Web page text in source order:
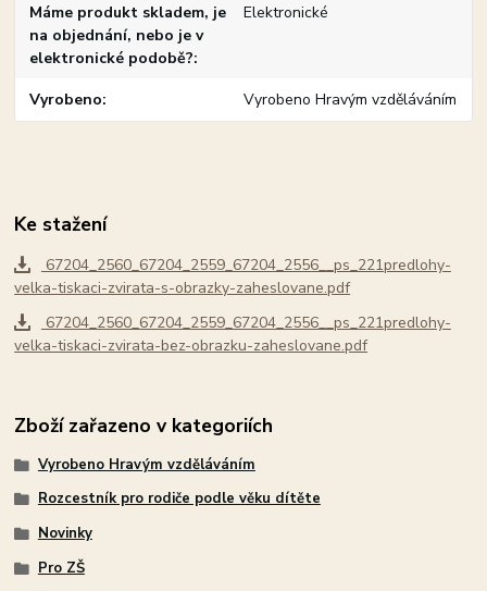
Máme produkt skladem, je
na objednání, nebo je v
elektronické podobě?
Elektronické
Vyrobeno Vyrobeno Hravým vzděláváním
Ke stažení
67204_2560_67204_2559_67204_2556__ps_221predlohy-
velka-tiskaci-zvirata-s-obrazky-zaheslovane.pdf
67204_2560_67204_2559_67204_2556__ps_221predlohy-
velka-tiskaci-zvirata-bez-obrazku-zaheslovane.pdf
Zboží zařazeno v kategoriích
Vyrobeno Hravým vzděláváním
Rozcestník pro rodiče podle věku dítěte
Novinky
Pro ZŠ